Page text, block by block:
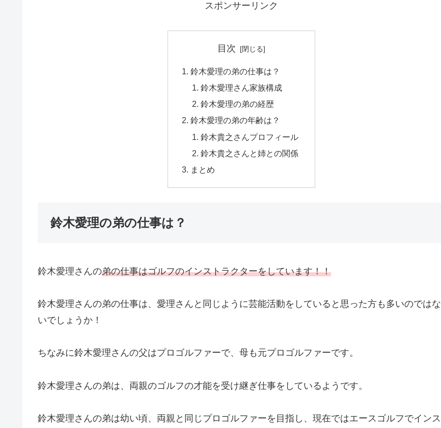
スポンサーリンク
目次
鈴木愛理の弟の仕事は？
鈴木愛理さん家族構成
鈴木愛理の弟の経歴
鈴木愛理の弟の年齢は？
鈴木貴之さんプロフィール
鈴木貴之さんと姉との関係
まとめ
鈴木愛理の弟の仕事は？
鈴木愛理さんの弟の仕事はゴルフのインストラクターをしています！！
鈴木愛理さんの弟の仕事は、愛理さんと同じように芸能活動をしていると思った方も多いのではな
いでしょうか！
ちなみに鈴木愛理さんの父はプロゴルファーで、母も元プロゴルファーです。
鈴木愛理さんの弟は、両親のゴルフの才能を受け継ぎ仕事をしているようです。
鈴木愛理さんの弟は幼い頃、両親と同じプロゴルファーを目指し、現在ではエースゴルフでインス